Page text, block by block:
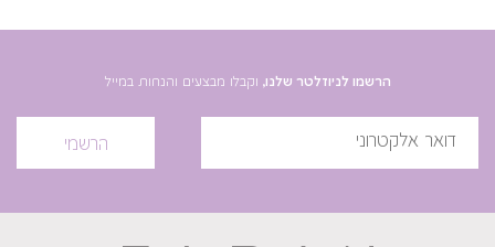
הרשמו לניוזלטר שלנו, וקבלו מבצעים והנחות במייל
הרשמי